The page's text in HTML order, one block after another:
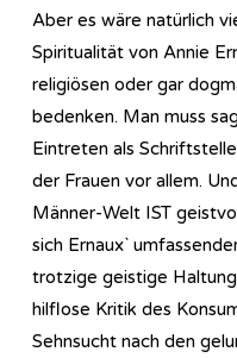
Aber es wäre natürlich
Spiritualität von Annie
religiösen oder gar
bedenken. Man muss
Eintreten als
der Frauen vor allem.
Männer-Welt IST
sich Ernaux`
trotzige geistige
hilflose Kritik des
Sehnsucht nach den